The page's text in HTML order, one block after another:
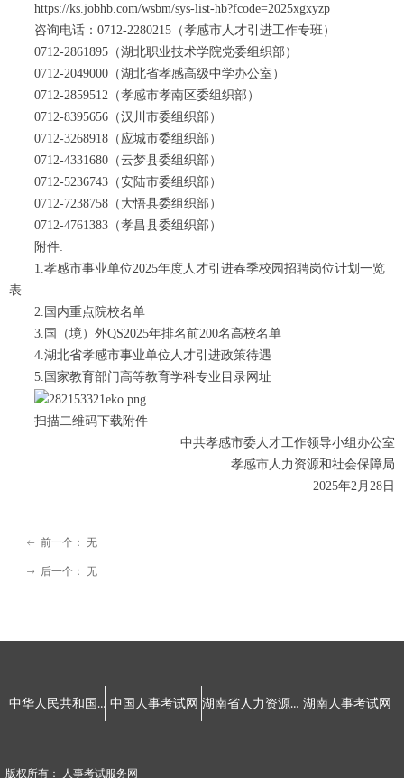
https://ks.jobhb.com/wsbm/sys-list-hb?fcode=2025xgxyzp
咨询电话：0712-2280215（孝感市人才引进工作专班）
0712-2861895（湖北职业技术学院党委组织部）
0712-2049000（湖北省孝感高级中学办公室）
0712-2859512（孝感市孝南区委组织部）
0712-8395656（汉川市委组织部）
0712-3268918（应城市委组织部）
0712-4331680（云梦县委组织部）
0712-5236743（安陆市委组织部）
0712-7238758（大悟县委组织部）
0712-4761383（孝昌县委组织部）
附件:
1.孝感市事业单位2025年度人才引进春季校园招聘岗位计划一览
表
2.国内重点院校名单
3.国（境）外QS2025年排名前200名高校名单
4.湖北省孝感市事业单位人才引进政策待遇
5.国家教育部门高等教育学科专业目录网址
扫描二维码下载附件
中共孝感市委人才工作领导小组办公室
孝感市人力资源和社会保障局
2025年2月28日
ꂃ 前一个： 无
ꁹ 后一个： 无
版权所有： 人事考试服务网
中华人民共和国人力资源和社会保障部 中国人事考试网 湖南省人力资源和社会保障厅 湖南人事考试网
友情链接：